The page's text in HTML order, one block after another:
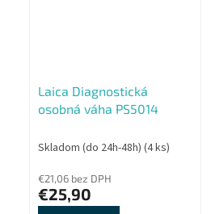
Laica Diagnostická
osobná váha PS5014
Skladom (do 24h-48h) (4 ks)
€21,06 bez DPH
€25,90